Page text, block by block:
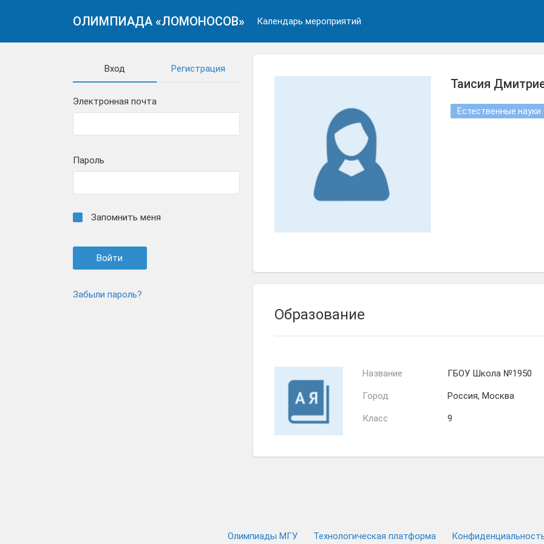
ОЛИМПИАДА «ЛОМОНОСОВ» Календарь мероприятий
Вход Регистрация
Электронная почта
Пароль
Запомнить меня
Забыли пароль?
Таисия
Естественные науки
Образование
Название ГБОУ Школа №1950
Город Россия, Москва
Класс 9
Олимпиады МГУ Технологическая платформа